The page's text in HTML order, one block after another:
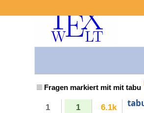
Fragen markiert mit mit tabu
1 1 6.1k